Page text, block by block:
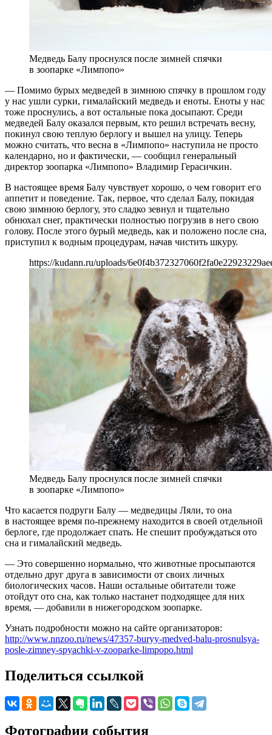
Медведь Балу проснулся после зимней спячки
в зоопарке «Лимпопо»
— Помимо бурых медведей в зимнюю спячку в прошлом году
у нас ушли сурки, гималайский медведь и еноты. Еноты у нас
тоже проснулись, а вот остальные пока досыпают. Среди
медведей Балу оказался первым, кто решил встречать весну,
покинул свою теплую берлогу и вышел на улицу. Теперь
можно считать, что весна в «Лимпопо» наступила не просто
календарно, но и фактически, — сообщил генеральный
директор зоопарка «Лимпопо» Владимир Герасичкин.
В настоящее время Балу чувствует хорошо, о чем говорит его
аппетит и поведение. Так, первое, что сделал Балу, покидая
свою зимнюю берлогу, это сладко зевнул и тщательно
обнюхал снег, практически полностью погрузив в него свою
голову. После этого бурый медведь, как и положено после сна,
приступил к водным процедурам, начав чистить шкуру.
https://kudann.ru/uploads/
Медведь Балу проснулся после зимней спячки
в зоопарке «Лимпопо»
Что касается подруги Балу — медведицы Ляли, то она
в настоящее время по-прежнему находится в своей отдельной
берлоге, где продолжает спать. Не спешит пробуждаться ото
сна и гималайский медведь.
— Это совершенно нормально, что животные просыпаются
отдельно друг друга в зависимости от своих личных
биологических часов. Наши остальные обитатели тоже
отойдут ото сна, как только настанет подходящее для них
время, — добавили в нижегородском зоопарке.
Узнать подробности можно на сайте организаторов:
http://www.nnzoo.ru/news/47357-buryy-medved-balu-prosnulsya-
posle-zimney-spyachki-v-zooparke-limpopo.html
Поделиться ссылкой
Фотографии события